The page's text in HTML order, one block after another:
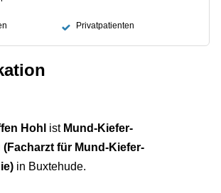
Privatpatienten
Hohl ist Mund-Kiefer-
für Mund-Kiefer-
in Buxtehude.